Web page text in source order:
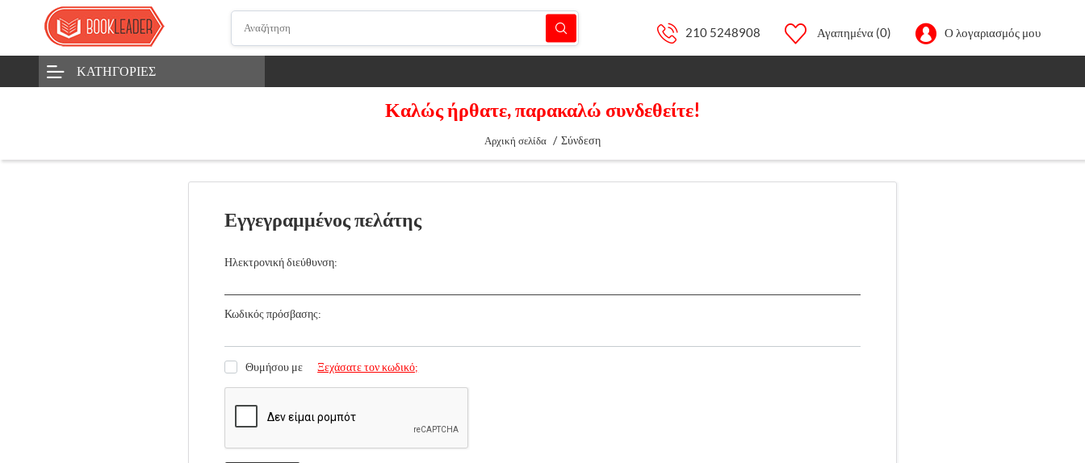
210 5248908 Αγαπημένα (0) Ο λογαριασμός μου
ΚΑΤΗΓΟΡΊΕΣ
Καλώς ήρθατε, παρακαλώ συνδεθείτε!
Αρχική σελίδα / Σύνδεση
Εγγεγραμμένος πελάτης
Ηλεκτρονική διεύθυνση:
Κωδικός πρόσβασης:
Θυμήσου με Ξεχάσατε τον κωδικό;